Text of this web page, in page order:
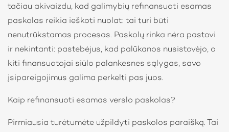
tačiau akivaizdu, kad galimybių refinansuoti esamas
paskolas reikia ieškoti nuolat: tai turi būti
nenutrūkstamas procesas. Paskolų rinka nėra pastovi
ir nekintanti: pastebėjus, kad palūkanos nusistovėjo, o
kiti finansuotojai siūlo palankesnes sąlygas, savo
įsipareigojimus galima perkelti pas juos.
Kaip refinansuoti esamas verslo paskolas?
Pirmiausia turėtumėte užpildyti paskolos paraišką. Tai